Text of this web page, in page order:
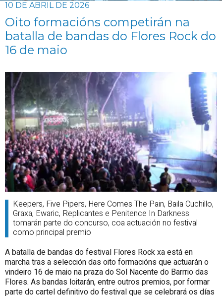
10 DE ABRIL DE 2026
Oito formacións competirán na
batalla de bandas do Flores Rock do
16 de maio
Keepers, Five Pipers, Here Comes The Pain, Baila Cuchillo,
Graxa, Ewaric, Replicantes e Penitence In Darkness
tomarán parte do concurso, coa actuación no festival
como principal premio
A batalla de bandas do festival Flores Rock xa está en
marcha tras a selección das oito formacións que actuarán o
vindeiro 16 de maio na praza do Sol Nacente do Barrrio das
Flores. As bandas loitarán, entre outros premios, por formar
parte do cartel definitivo do festival que se celebrará os días